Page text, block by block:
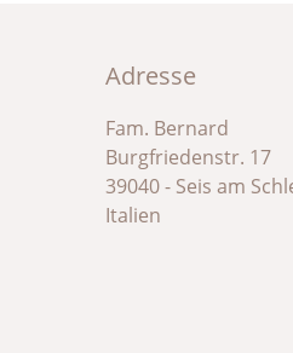
Adresse
Fam. Bernard
Burgfriedenstr. 17
39040 - Seis am
Italien